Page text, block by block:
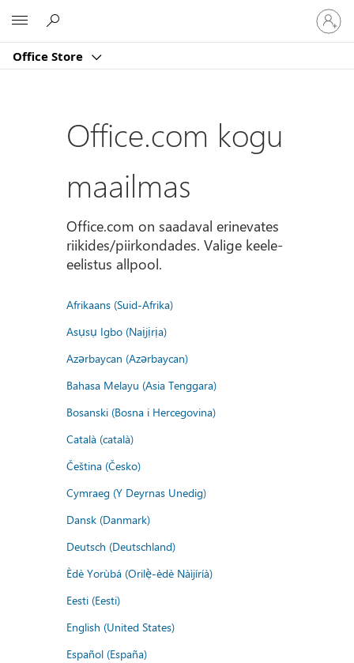
Office Store
Logige
sisse
oma
Office.com kogu
maailmas
Office.com on saadaval erinevates
riikides/piirkondades. Valige keele-
eelistus allpool.
Afrikaans (Suid-Afrika)
Asụsụ Igbo (Naịjịrịa)
Azərbaycan (Azərbaycan)
Bahasa Melayu (Asia Tenggara)
Bosanski (Bosna i Hercegovina)
Català (català)
Čeština (Česko)
Cymraeg (Y Deyrnas Unedig)
Dansk (Danmark)
Deutsch (Deutschland)
Èdè Yorùbá (Orilẹ̀-èdè Nàìjíríà)
Eesti (Eesti)
English (United States)
Español (España)